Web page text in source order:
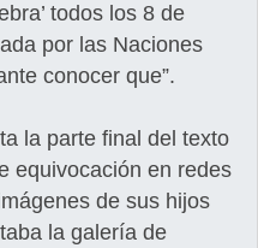
todos los 8 de
por las Naciones
conocer que”.
la parte final del texto
equivocación en redes
de sus hijos
la galería de